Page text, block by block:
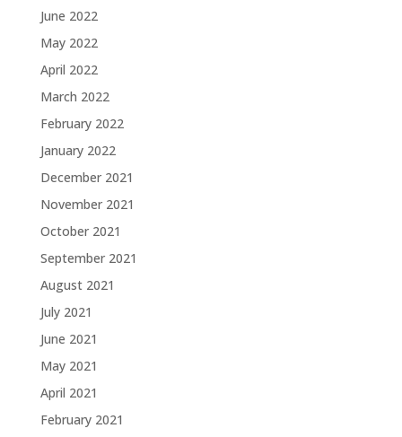
June 2022
May 2022
April 2022
March 2022
February 2022
January 2022
December 2021
November 2021
October 2021
September 2021
August 2021
July 2021
June 2021
May 2021
April 2021
February 2021